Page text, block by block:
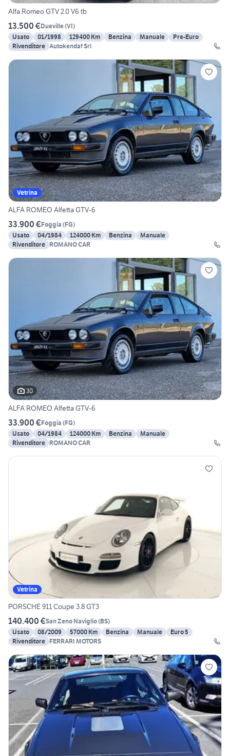
Alfa Romeo GTV 2.0 V6 tb
13.500 €Dueville(VI)
Usato
01/1998 129400 Km Benzina Manuale
Pre-Euro
Rivenditore Autokendaf Srl
Vetrina
ALFA ROMEO Alfetta GTV-6
33.900 €Foggia (FG)
Usato
04/1984 124000 Km Benzina
Manuale
Rivenditore ROMANO CAR
30
ALFA ROMEO Alfetta GTV-6
33.900 €Foggia (FG)
Usato
04/1984 124000 Km Benzina
Manuale
Rivenditore ROMANO CAR
Vetrina
PORSCHE 911 Coupe 3.8 GT3
140.400 €San Zeno Naviglio(BS)
Usato
08/2009 57000 Km Benzina Manuale
Euro 5
Rivenditore FERRARI MOTORS